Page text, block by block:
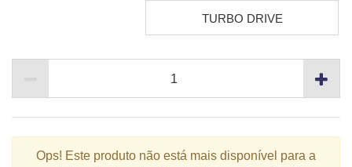
TURBO DRIVE
Ops! Este produto não está mais disponível para a